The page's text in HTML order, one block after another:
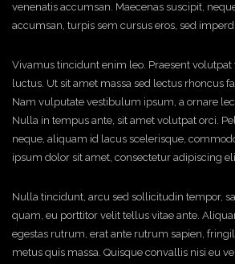
venenatis accumsan. Maecenas suscipit,
accumsan, turpis sem cursus eros, sed
Vivamus tincidunt enim leo. Praesent
luctus. Ut sit amet massa sed lectus rhoncus
Nam vulputate vestibulum ipsum, a ornare
Nulla in tempus ante, sit amet volutpat orci.
neque, aliquam id lacus scelerisque,
ipsum dolor sit amet, consectetur adipiscing
Nulla tincidunt, arcu sed sollicitudin tempor,
quam, eu porttitor velit tellus vitae ante.
egestas rutrum, erat ante rutrum sapien,
metus quis massa. Quisque convallis nisi eu